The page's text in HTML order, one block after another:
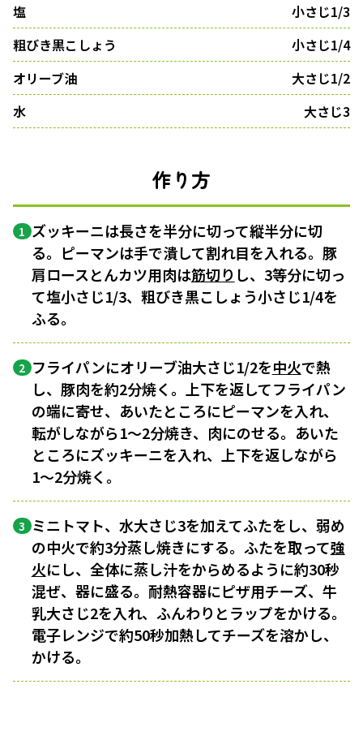
塩
小さじ1/3
粗びき黒こしょう
小さじ1/4
オリーブ油
大さじ1/2
水
大さじ3
作り方
1 ズッキーニは長さを半分に切って縦半分に切
る。ピーマンは手で潰して割れ目を入れる。豚
肩ロースとんカツ用肉は筋切り し、3等分に切っ
て塩小さじ1/3、粗びき黒こしょう小さじ1/4を
ふる。
2 フライパンにオリーブ油大さじ1/2を中火で熱
し、豚肉を約2分焼く。上下を返してフライパン
の端に寄せ、あいたところにピーマンを入れ、
転がしながら1〜2分焼き、肉にのせる。あいた
ところにズッキーニを入れ、上下を返しながら
1〜2分焼く。
3 ミニトマト、水大さじ3を加えてふたをし、弱め
の中火で約3分蒸し焼きにする。ふたを取って強
火にし、全体に蒸し汁をからめるように約30秒
混ぜ、器に盛る。耐熱容器にピザ用チーズ、牛
乳大さじ2を入れ、ふんわりとラップをかける。
電子レンジで約50秒加熱してチーズを溶かし、
かける。